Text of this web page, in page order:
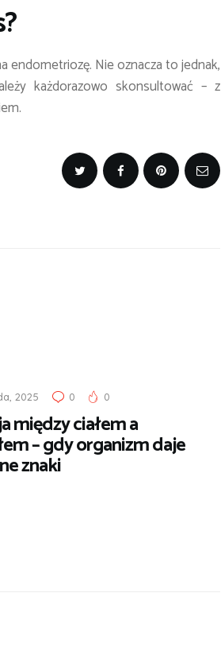
endometriozę. Nie oznacza to jednak,
każdorazowo skonsultować – z
2025 0 0
między ciałem a
– gdy organizm daje
znaki